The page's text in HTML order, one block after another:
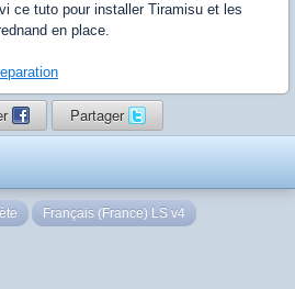
ce tuto pour installer Tiramisu et les
en place.
Partager
Français (France) LS v4